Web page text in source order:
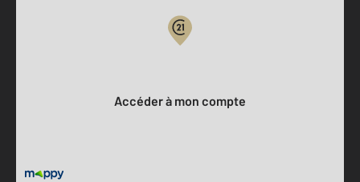
Accéder à mon compte